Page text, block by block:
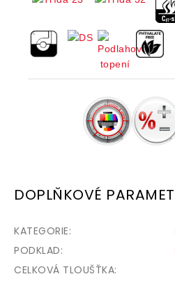
DOPLŇKOVÉ
KATEGORIE:
PODKLAD:
CELKOVÁ TLOUŠŤKA: